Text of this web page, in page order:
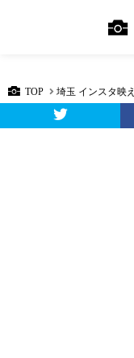
TOP 埼玉 インスタ映え